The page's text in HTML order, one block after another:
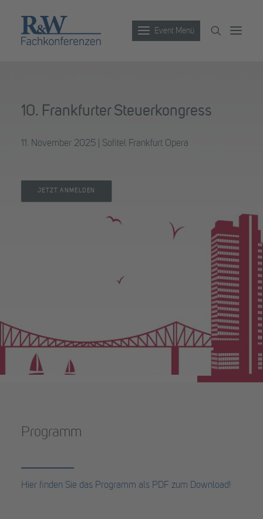
Event Menü
Partner werden
Newsletter
10. Frankfurter Steuerkongress
11. November 2025 | Sofitel Frankfurt Opera
JETZT ANMELDEN
Programm
Hier finden Sie das Programm als PDF zum Download!